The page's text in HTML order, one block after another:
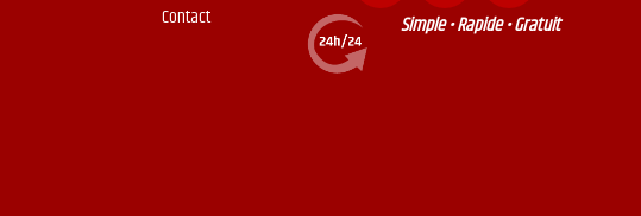
Contact
Simple • Rapide • Gratuit